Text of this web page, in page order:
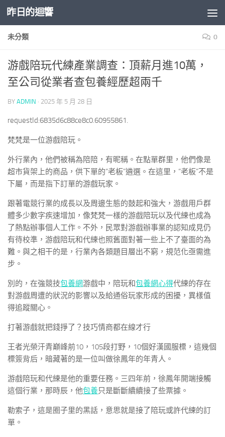
Skip to content
昨日的迴響
未分類 0
游戲陪玩代練產業調查：頂薪月進10萬，
至公司從業者查包養經歷超兩千
BY ADMIN · 2025 年 5 月 28 日
requestId:6835d6c88ce8c0.60955861.
梵梵是一位游戲陪玩。
外行業內，他們被稱為陪陪，有昵稱。在點單群里，他們像是
超市貨架上的商品，供下單的“老板”遴選。在這里，“老板”不是
下屬，而是指下訂單的游戲玩家。
跟著電競行業的成長以及周邊生態的鼓起和強大，游戲用戶群
體多少數字疾速增加，像梵梵一樣的游戲陪玩以及代練也成為
了熱點辦事個人工作。不外，民眾對游戲辦事業的認知成見仍
有待校準，游戲陪玩和代練也照舊面對著一些上不了臺面的為
難。與之相干的是，行業內各類題目層出不窮，規范化亟需進
步。
別的，在強競技包養網游戲中，陪玩和包養網心得代練的存在
對游戲周遭的狀況的影響以及給通俗玩家形成的困擾，異樣值
得追蹤關心。
打著游戲就把錢掙了？技巧情商都在線才行
王者光榮汗青巔峰前10，105段打野，10個好漢國服標，這幾個
標簽背后，暗藏著的是一位叫做徐鳳年的年青人。
游戲陪玩和代練是他的重要任務。三四年前，徐鳳年開端接觸
這個行業，那時辰，他包養只是斷斷續續接了些票據。
勒索子，這是圈子里的黑話，意思就是接了陪玩或許代練的訂
單。